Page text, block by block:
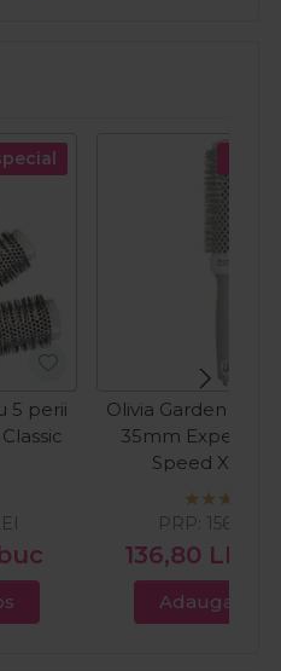
5 perii
Olivia Garden
35mm Expert
Speed XL
136,80 LEI
PRP: 156,00
Adauga in